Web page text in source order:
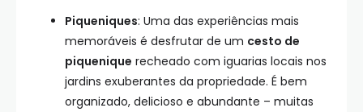
Piqueniques: Uma das experiências mais
memoráveis é desfrutar de um cesto de
piquenique recheado com iguarias locais nos
jardins exuberantes da propriedade. É bem
organizado, delicioso e abundante – muitas